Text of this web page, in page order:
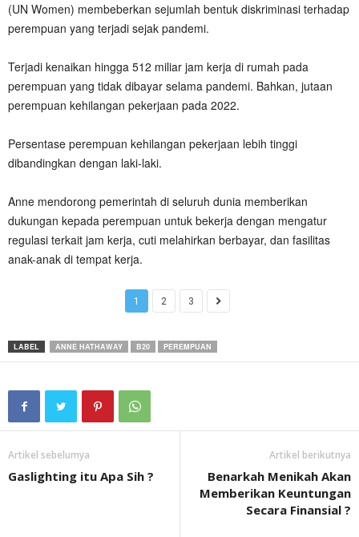
(UN Women) membeberkan sejumlah bentuk diskriminasi terhadap
perempuan yang terjadi sejak pandemi.
Terjadi kenaikan hingga 512 miliar jam kerja di rumah pada
perempuan yang tidak dibayar selama pandemi. Bahkan, jutaan
perempuan kehilangan pekerjaan pada 2022.
Persentase perempuan kehilangan pekerjaan lebih tinggi
dibandingkan dengan laki-laki.
Anne mendorong pemerintah di seluruh dunia memberikan
dukungan kepada perempuan untuk bekerja dengan mengatur
regulasi terkait jam kerja, cuti melahirkan berbayar, dan fasilitas
anak-anak di tempat kerja.
1 2 3
LABEL ANNE HATHAWAY B20 PEREMPUAN
Artikel sebelumya
Gaslighting itu Apa Sih ?
Artikel berikutnya
Benarkah Menikah Akan
Memberikan Keuntungan
Secara Finansial ?